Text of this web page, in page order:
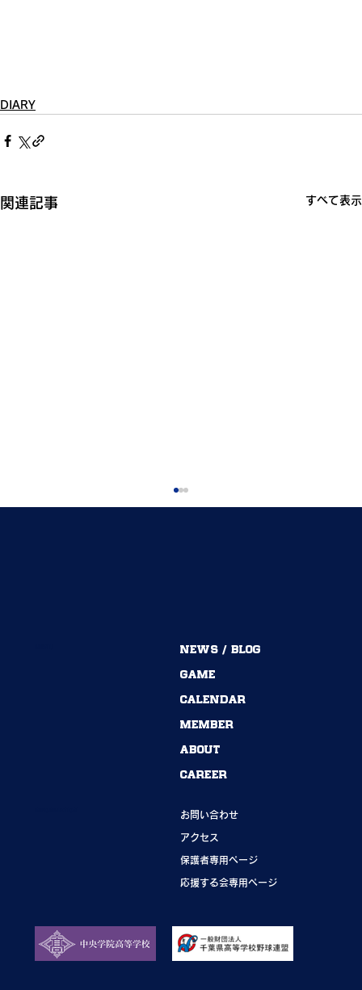
DIARY
関連記事 すべて表示
54期→55期｜ありがとうございました！
お問い合わせ
アクセス
保護者専用ページ
応援する会専用ページ
NEWS / BLOG
GAME
CALENDAR
MEMBER
ABOUT
CAREER